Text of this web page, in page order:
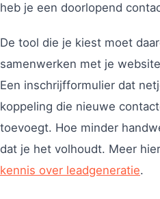
heb je een doorlopend
De tool die je kiest moet
samenwerken met je
Een inschrijfformulier dat
koppeling die nieuwe
toevoegt. Hoe minder
dat je het volhoudt. Meer
kennis over leadgeneratie.